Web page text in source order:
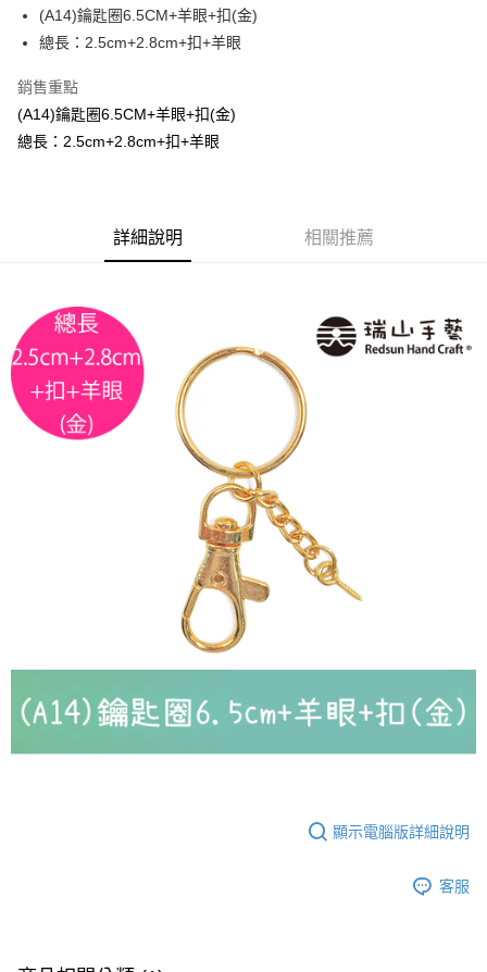
街口支付
悠遊付
運送方式
全家取貨付款
每筆NT$60，滿NT$1,500(含以上)免運費
每筆NT$60，滿NT$1,500(含以上)免運費
付款後7-11取貨
每筆NT$60，滿NT$1,500(含以上)免運費
宅配 新竹物流
每筆NT$130，滿NT$2,000(含以上)免運費
(A14)鑰匙圈6.5CM+羊眼+扣(金)
總長：2.5cm+2.8cm+扣+羊眼
銷售重點
(A14)鑰匙圈6.5CM+羊眼+扣(金)
總長：2.5cm+2.8cm+扣+羊眼
詳細說明 相關推薦
顯示電腦版詳細說明
客服